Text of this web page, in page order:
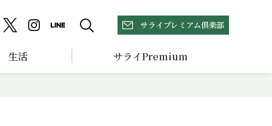
サライプレミアム倶楽部
生活 サライPremium